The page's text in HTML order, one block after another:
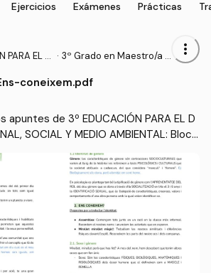
Ejercicios Exámenes Prácticas
PARA EL D
AMBIEN
· 3º Grado en Maestro/a d
more_vert
coneixem.pdf
apuntes de 3º EDUCACIÓN PARA EL D
SOCIAL Y MEDIO AMBIENTAL: Bloc-